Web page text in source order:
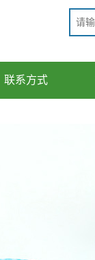
联系方式